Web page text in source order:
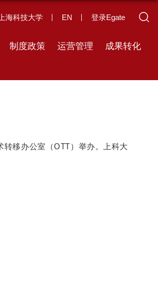
上海科技大学 EN 登录Egate
制度政策 运营管理 成果转化
移办公室（OTT）举办。上科大